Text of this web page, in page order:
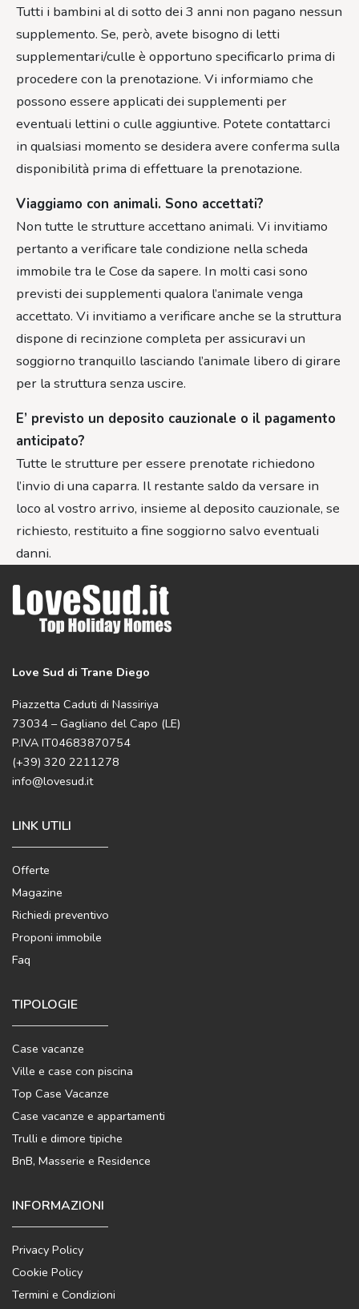
Tutti i bambini al di sotto dei 3 anni non pagano nessun
supplemento. Se, però, avete bisogno di letti
supplementari/culle è opportuno specificarlo prima di
procedere con la prenotazione. Vi informiamo che
possono essere applicati dei supplementi per
eventuali lettini o culle aggiuntive. Potete contattarci
in qualsiasi momento se desidera avere conferma sulla
disponibilità prima di effettuare la prenotazione.
Viaggiamo con animali. Sono accettati?
Non tutte le strutture accettano animali. Vi invitiamo
pertanto a verificare tale condizione nella scheda
immobile tra le Cose da sapere. In molti casi sono
previsti dei supplementi qualora l’animale venga
accettato. Vi invitiamo a verificare anche se la struttura
dispone di recinzione completa per assicuravi un
soggiorno tranquillo lasciando l’animale libero di girare
per la struttura senza uscire.
E’ previsto un deposito cauzionale o il pagamento
anticipato?
Tutte le strutture per essere prenotate richiedono
l’invio di una caparra. Il restante saldo da versare in
loco al vostro arrivo, insieme al deposito cauzionale, se
richiesto, restituito a fine soggiorno salvo eventuali
danni.
Love Sud di Trane Diego
Piazzetta Caduti di Nassiriya
73034 – Gagliano del Capo (LE)
P.IVA IT04683870754
(+39) 320 2211278
info@lovesud.it
LINK UTILI
Offerte
Magazine
Richiedi preventivo
Proponi immobile
Faq
TIPOLOGIE
Case vacanze
Ville e case con piscina
Top Case Vacanze
Case vacanze e appartamenti
Trulli e dimore tipiche
BnB, Masserie e Residence
INFORMAZIONI
Privacy Policy
Cookie Policy
Termini e Condizioni